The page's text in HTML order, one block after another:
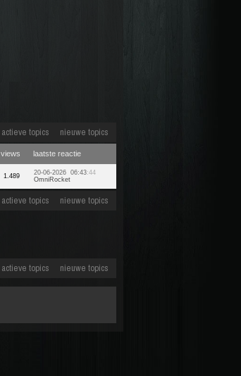
actieve topics nieuwe topics
views laatste reactie
1.489 20-06-2026 06:43:44
OmniRocket
actieve topics nieuwe topics
actieve topics nieuwe topics